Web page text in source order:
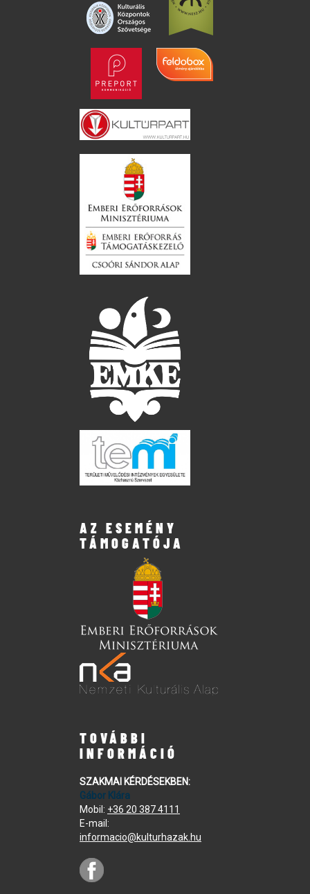
AZ ESEMÉNY
TÁMOGATÓJA
TOVÁBBI
INFORMÁCIÓ
SZAKMAI KÉRDÉSEKBEN:
Gábor Klára
Mobil: +36 20 387 4111
E-mail:
informacio@kulturhazak.hu